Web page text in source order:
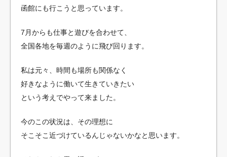
函館にも行こうと思っています。
7月からも仕事と遊びを合わせて、
全国各地を毎週のように飛び回ります。
私は元々、時間も場所も関係なく
好きなように働いて生きていきたい
という考えでやって来ました。
今のこの状況は、その理想に
そこそこ近づけているんじゃないかなと思います。